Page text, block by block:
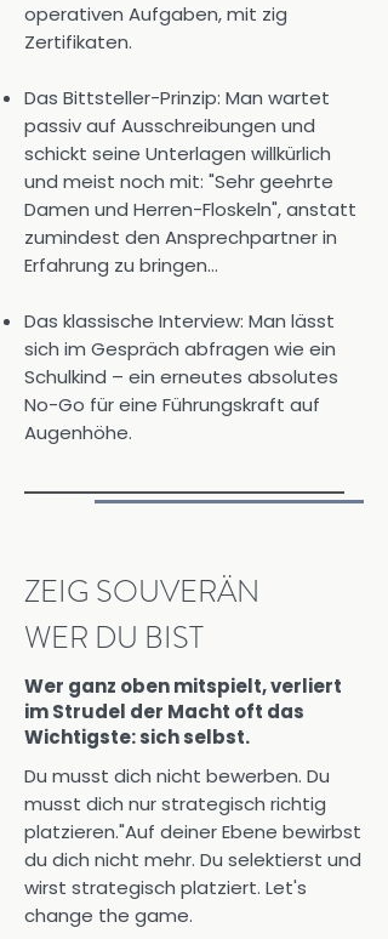
operativen Aufgaben, mit zig
Zertifikaten.
Das Bittsteller-Prinzip: Man wartet
passiv auf Ausschreibungen und
schickt seine Unterlagen willkürlich
und meist noch mit: "Sehr geehrte
Damen und Herren-Floskeln", anstatt
zumindest den Ansprechpartner in
Erfahrung zu bringen...
Das klassische Interview: Man lässt
sich im Gespräch abfragen wie ein
Schulkind – ein erneutes absolutes
No-Go für eine Führungskraft auf
Augenhöhe.
ZEIG SOUVERÄN
WER DU BIST
Wer ganz oben mitspielt, verliert
im Strudel der Macht oft das
Wichtigste: sich selbst.
Du musst dich nicht bewerben. Du
musst dich nur strategisch richtig
platzieren."Auf deiner Ebene bewirbst
du dich nicht mehr. Du selektierst und
wirst strategisch platziert. Let's
change the game.